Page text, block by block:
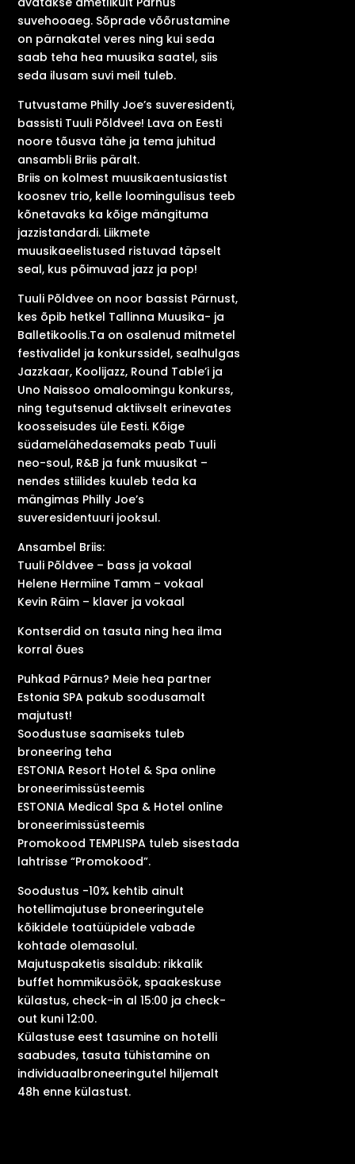
suvehooaeg. Sõprade võõrustamine
on pärnakatel veres ning kui seda
saab teha hea muusika saatel, siis
seda ilusam suvi meil tuleb.
Tutvustame Philly Joe’s suveresidenti,
bassisti Tuuli Põldvee! Lava on Eesti
noore tõusva tähe ja tema juhitud
ansambli Briis päralt.
Briis on kolmest muusikaentusiastist
koosnev trio, kelle loomingulisus teeb
kõnetavaks ka kõige mängituma
jazzistandardi. Liikmete
muusikaeelistused ristuvad täpselt
seal, kus põimuvad jazz ja pop!
Tuuli Põldvee on noor bassist Pärnust,
kes õpib hetkel Tallinna Muusika- ja
Balletikoolis.Ta on osalenud mitmetel
festivalidel ja konkurssidel, sealhulgas
Jazzkaar, Koolijazz, Round Table’i ja
Uno Naissoo omaloomingu konkurss,
ning tegutsenud aktiivselt erinevates
koosseisudes üle Eesti. Kõige
südamelähedasemaks peab Tuuli
neo-soul, R&B ja funk muusikat –
nendes stiilides kuuleb teda ka
mängimas Philly Joe’s
suveresidentuuri jooksul.
Ansambel Briis:
Tuuli Põldvee – bass ja vokaal
Helene Hermiine Tamm – vokaal
Kevin Räim – klaver ja vokaal
Kontserdid on tasuta ning hea ilma
korral õues
Puhkad Pärnus? Meie hea partner
Estonia SPA pakub soodusamalt
majutust!
Soodustuse saamiseks tuleb
broneering teha
ESTONIA Resort Hotel & Spa online
broneerimissüsteemis
ESTONIA Medical Spa & Hotel online
broneerimissüsteemis
Promokood TEMPLISPA tuleb sisestada
lahtrisse “Promokood”.
Soodustus -10% kehtib ainult
hotellimajutuse broneeringutele
kõikidele toatüüpidele vabade
kohtade olemasolul.
Majutuspaketis sisaldub: rikkalik
buffet hommikusöök, spaakeskuse
külastus, check-in al 15:00 ja check-
out kuni 12:00.
Külastuse eest tasumine on hotelli
saabudes, tasuta tühistamine on
individuaalbroneeringutel hiljemalt
48h enne külastust.